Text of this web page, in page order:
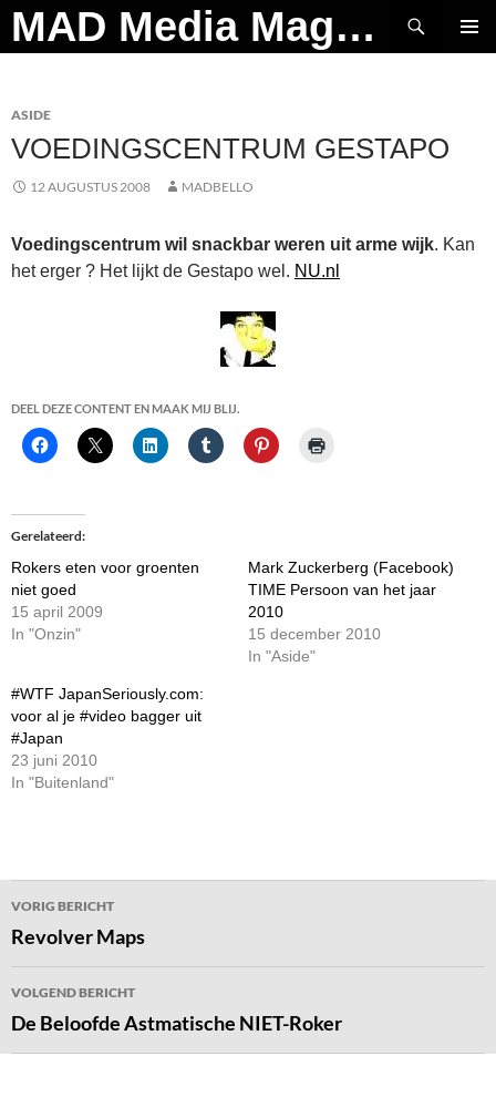
Ga
naar
MAD Media Magazine
Zoeken
ASIDE
VOEDINGSCENTRUM GESTAPO
12 AUGUSTUS 2008 MADBELLO
Voedingscentrum wil snackbar weren uit arme wijk. Kan
het erger ? Het lijkt de Gestapo wel. NU.nl
DEEL DEZE CONTENT EN MAAK MIJ BLIJ.
Gerelateerd
Rokers eten voor groenten
niet goed
15 april 2009
In "Onzin"
Mark Zuckerberg (Facebook)
TIME Persoon van het jaar
2010
15 december 2010
In "Aside"
#WTF JapanSeriously.com:
voor al je #video bagger uit
#Japan
23 juni 2010
In "Buitenland"
Bericht
navigatie
VORIG BERICHT
Revolver Maps
VOLGEND BERICHT
De Beloofde Astmatische NIET-Roker